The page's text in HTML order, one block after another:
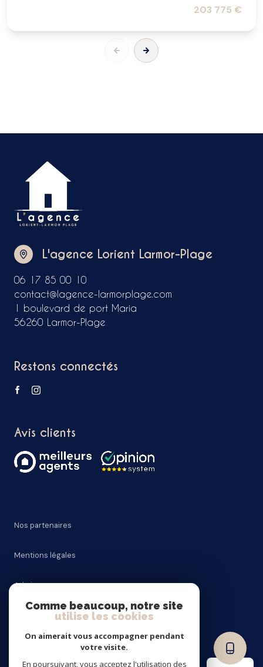
203 775 €
L'agence Lorient Larmor-Plage
06 17 85 00 10
contact@lagence-larmorplage.com
1 boulevard de port Maria
56260 Larmor-Plage
Restons connectés
Avis clients
Nos partenaires
Mentions légales
Admin
Nos honoraires
Comme beaucoup, notre site
utilise les cookies
On aimerait vous accompagner pendant
votre visite.
En poursuivant, vous acceptez l'utilisation des